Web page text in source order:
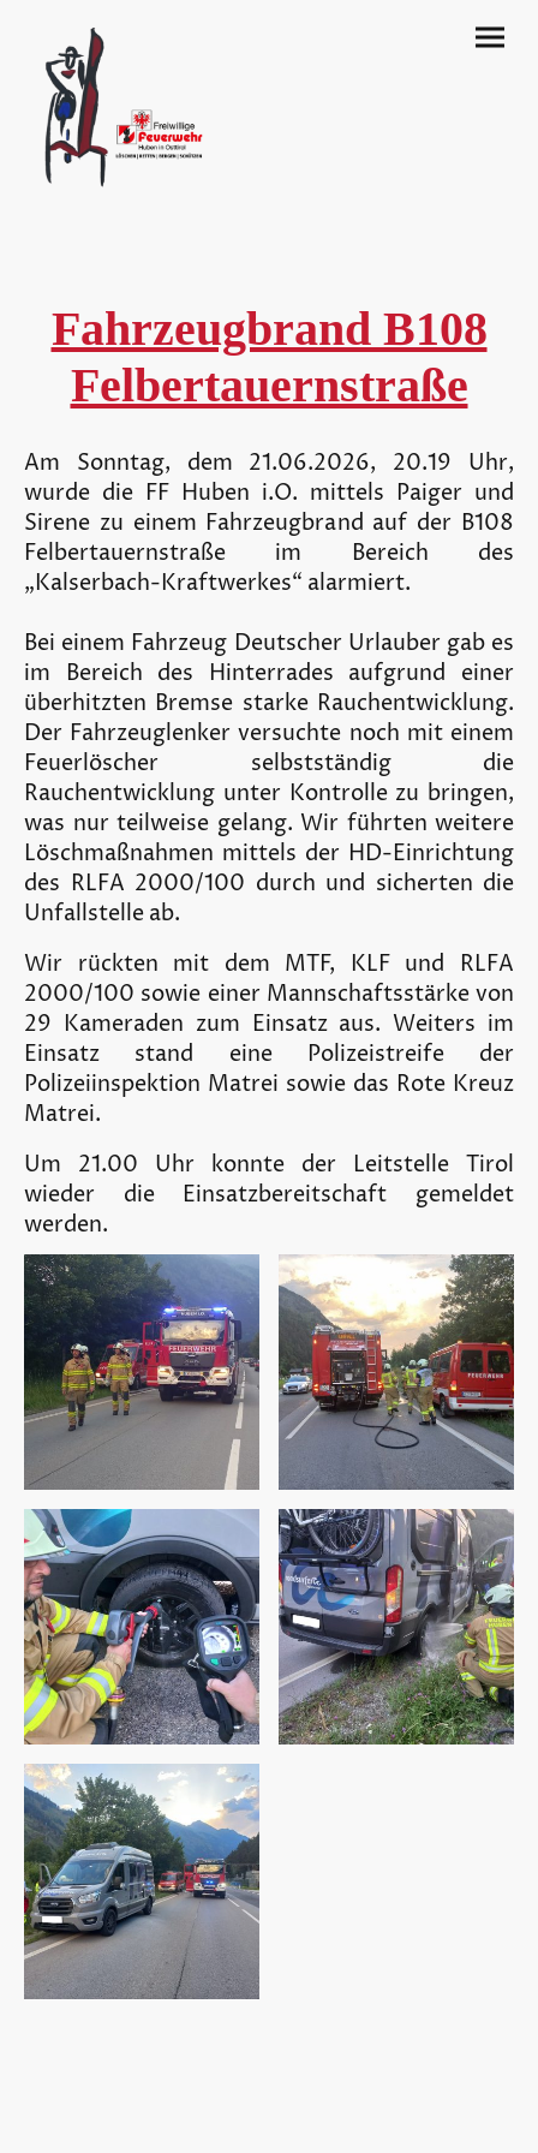
Fahrzeugbrand B108
Felbertauernstraße
Am Sonntag, dem 21.06.2026, 20.19 Uhr,
wurde die FF Huben i.O. mittels Paiger und
Sirene zu einem Fahrzeugbrand auf der B108
Felbertauernstraße im Bereich des
„Kalserbach-Kraftwerkes“ alarmiert.
Bei einem Fahrzeug Deutscher Urlauber gab es
im Bereich des Hinterrades aufgrund einer
überhitzten Bremse starke Rauchentwicklung.
Der Fahrzeuglenker versuchte noch mit einem
Feuerlöscher selbstständig die
Rauchentwicklung unter Kontrolle zu bringen,
was nur teilweise gelang. Wir führten weitere
Löschmaßnahmen mittels der HD-Einrichtung
des RLFA 2000/100 durch und sicherten die
Unfallstelle ab.
Wir rückten mit dem MTF, KLF und RLFA
2000/100 sowie einer Mannschaftsstärke von
29 Kameraden zum Einsatz aus. Weiters im
Einsatz stand eine Polizeistreife der
Polizeiinspektion Matrei sowie das Rote Kreuz
Matrei.
Um 21.00 Uhr konnte der Leitstelle Tirol
wieder die Einsatzbereitschaft gemeldet
werden.